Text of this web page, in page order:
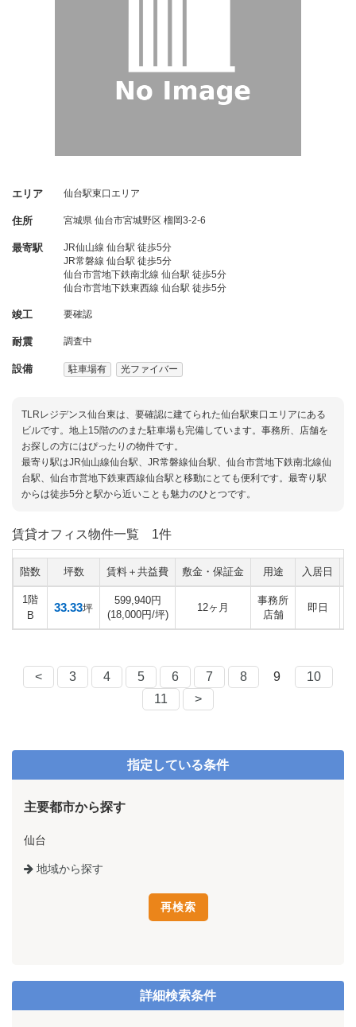
エリア 仙台駅東口エリア
住所 宮城県 仙台市宮城野区 榴岡3-2-6
最寄駅
JR仙山線 仙台駅 徒歩5分
JR常磐線 仙台駅 徒歩5分
仙台市営地下鉄南北線 仙台駅 徒歩5分
仙台市営地下鉄東西線 仙台駅 徒歩5分
竣工 要確認
耐震 調査中
設備 駐車場有 光ファイバー
TLRレジデンス仙台東は、要確認に建てられた仙台駅東口エリアにある
ビルです。地上15階ののまた駐車場も完備しています。事務所、店舗を
お探しの方にはぴったりの物件です。
最寄り駅はJR仙山線仙台駅、JR常磐線仙台駅、仙台市営地下鉄南北線仙
台駅、仙台市営地下鉄東西線仙台駅と移動にとても便利です。最寄り駅
からは徒歩5分と駅から近いことも魅力のひとつです。
賃貸オフィス物件一覧 1件
階数 坪数 賃料＋共益費 敷金・保証金 用途 入居日
1階
B
33.33坪
599,940円
(18,000円/坪)
12ヶ月
事務所
店舗
即日
< 3 4 5 6 7 8 9
10
11
>
指定している条件
主要都市から探す
仙台
地域から探す
詳細検索条件